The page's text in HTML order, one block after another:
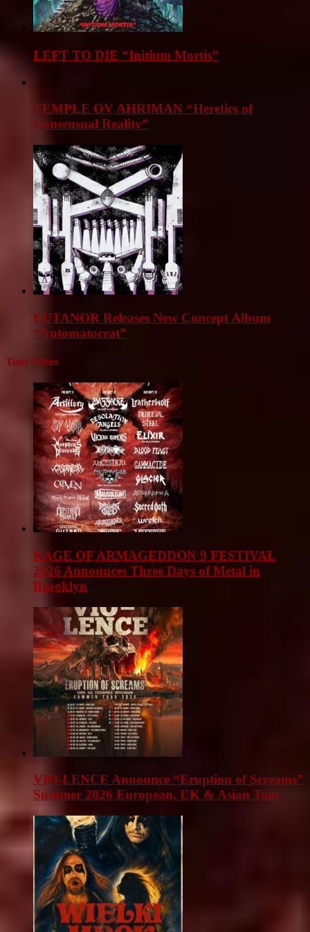
LEFT TO DIE “Initium Mortis”
TEMPLE OV AHRIMAN “Heretics of
Consensual Reality”
EUTANOR Releases New Concept Album
“Automatocrat”
Tour Dates
RAGE OF ARMAGEDDON 9 FESTIVAL
2026 Announces Three Days of Metal in
Brooklyn
VIO-LENCE Announce “Eruption of Screams”
Summer 2026 European, UK & Asian Tour